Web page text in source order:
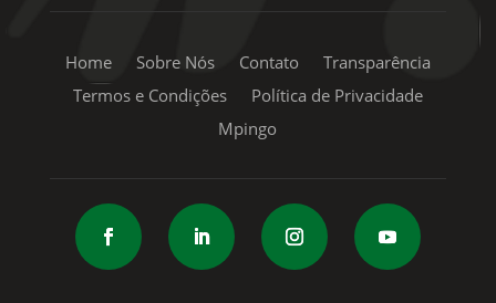
Home Sobre Nós Contato
Transparência
Termos e Condições
Política de Privacidade
Mpingo